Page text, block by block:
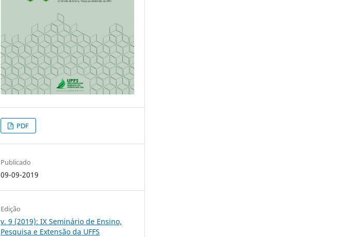
PDF
Publicado
09-09-2019
Edição
v. 9 (2019): IX Seminário de Ensino,
Pesquisa e Extensão da UFFS